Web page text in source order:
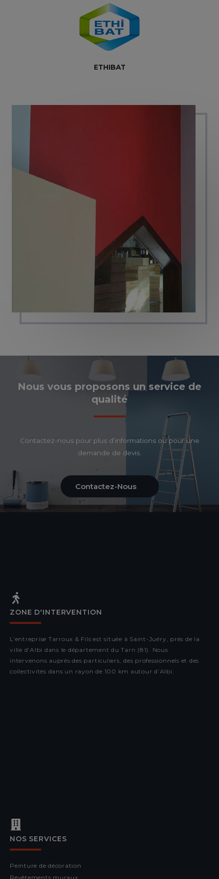
ETHIBAT
Nous vous proposons un service de
qualité
Contactez-nous pour plus d’informations ou pour une
demande de devis.
Contactez-Nous
ZONE D'INTERVENTION
L’entreprise Tarroux & Fils est située à Saint-Juéry, près de la
ville d’Albi dans le département du Tarn (81). Nous
intervenons auprès des particuliers, des professionnels et des
collectivités dans un rayon de 100 km autour d’Albi.
NOS SERVICES
Peinture de décoration
Revêtements muraux